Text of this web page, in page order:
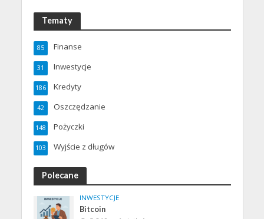
Tematy
Finanse
85
Inwestycje
31
Kredyty
186
Oszczędzanie
42
Pożyczki
148
Wyjście z długów
103
Polecane
INWESTYCJE
Bitcoin